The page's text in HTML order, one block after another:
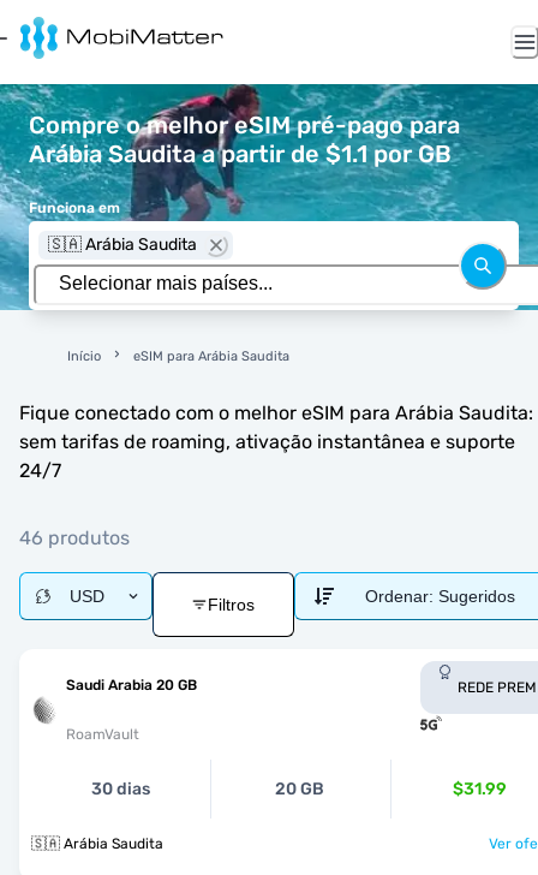
Compre o melhor eSIM pré-pago para
Arábia Saudita a partir de $1.1 por GB
Funciona em
🇸🇦 Arábia Saudita
Início eSIM para Arábia Saudita
Fique conectado com o melhor eSIM para Arábia Saudita:
sem tarifas de roaming, ativação instantânea e suporte
24/7
46 produtos
USD Filtros Ordenar: Sugeridos
Saudi Arabia 20 GB
RoamVault
REDE
30 dias 20 GB $31.99
🇸🇦 Arábia Saudita Ver